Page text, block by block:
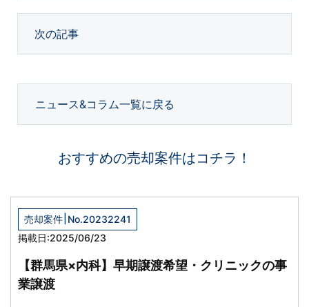
次の記事
ニュース&コラム一覧に戻る
おすすめの売却案件はコチラ！
売却案件 No.20232241
掲載日:2025/06/23
【群馬県×内科】早期譲渡希望・クリニックの事
業譲渡